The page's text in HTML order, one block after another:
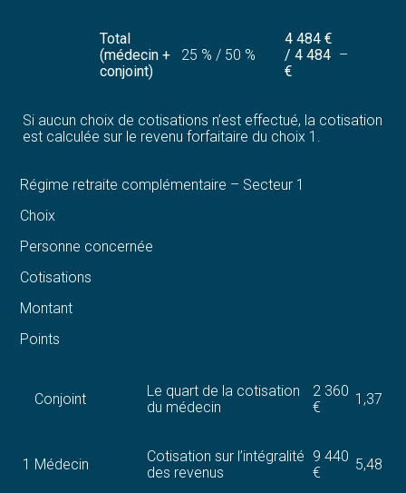
Total
(médecin +
conjoint)
25 % / 50 %
4 484 €
/ 4 484
€
–
Si aucun choix de cotisations n’est effectué, la cotisation
est calculée sur le revenu forfaitaire du choix 1.
Régime retraite complémentaire – Secteur 1
Choix
Personne concernée
Cotisations
Montant
Points
1
Conjoint
Le quart de la cotisation
du médecin
2 360
€
1,37
Médecin
Cotisation sur l’intégralité
des revenus
9 440
€
5,48